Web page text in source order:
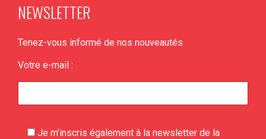
NEWSLETTER
Tenez-vous informé de nos nouveautés
Votre e-mail :
Je m'inscris également à la newsletter de la